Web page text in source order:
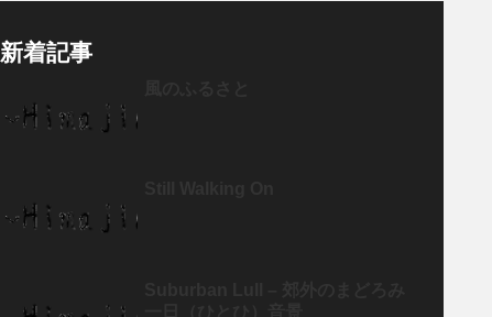
新着記事